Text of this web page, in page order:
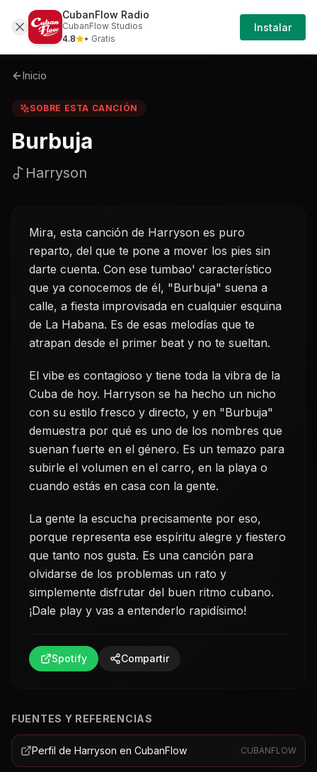
Sobre Burbuja-harryson
Iniciar
Sesión
Inicio
SOBRE ESTA CANCIÓN
Burbuja
Harryson
Mira, esta canción de Harryson es puro
reparto, del que te pone a mover los pies sin
darte cuenta. Con ese tumbao' característico
que ya conocemos de él, "Burbuja" suena a
calle, a fiesta improvisada en cualquier esquina
de La Habana. Es de esas melodías que te
atrapan desde el primer beat y no te sueltan.
El vibe es contagioso y tiene toda la vibra de la
Cuba de hoy. Harryson se ha hecho un nicho
con su estilo fresco y directo, y en "Burbuja"
demuestra por qué es uno de los nombres que
suenan fuerte en el género. Es un temazo para
subirle el volumen en el carro, en la playa o
cuando estás en casa con la gente.
La gente la escucha precisamente por eso,
porque representa ese espíritu alegre y fiestero
que tanto nos gusta. Es una canción para
olvidarse de los problemas un rato y
simplemente disfrutar del buen ritmo cubano.
¡Dale play y vas a entenderlo rapidísimo!
Spotify Compartir
FUENTES Y REFERENCIAS
Perfil de Harryson en CubanFlow CUBANFLOW
CubanFlow Radio
CubanFlow Studios
4.8
• Gratis
Instalar